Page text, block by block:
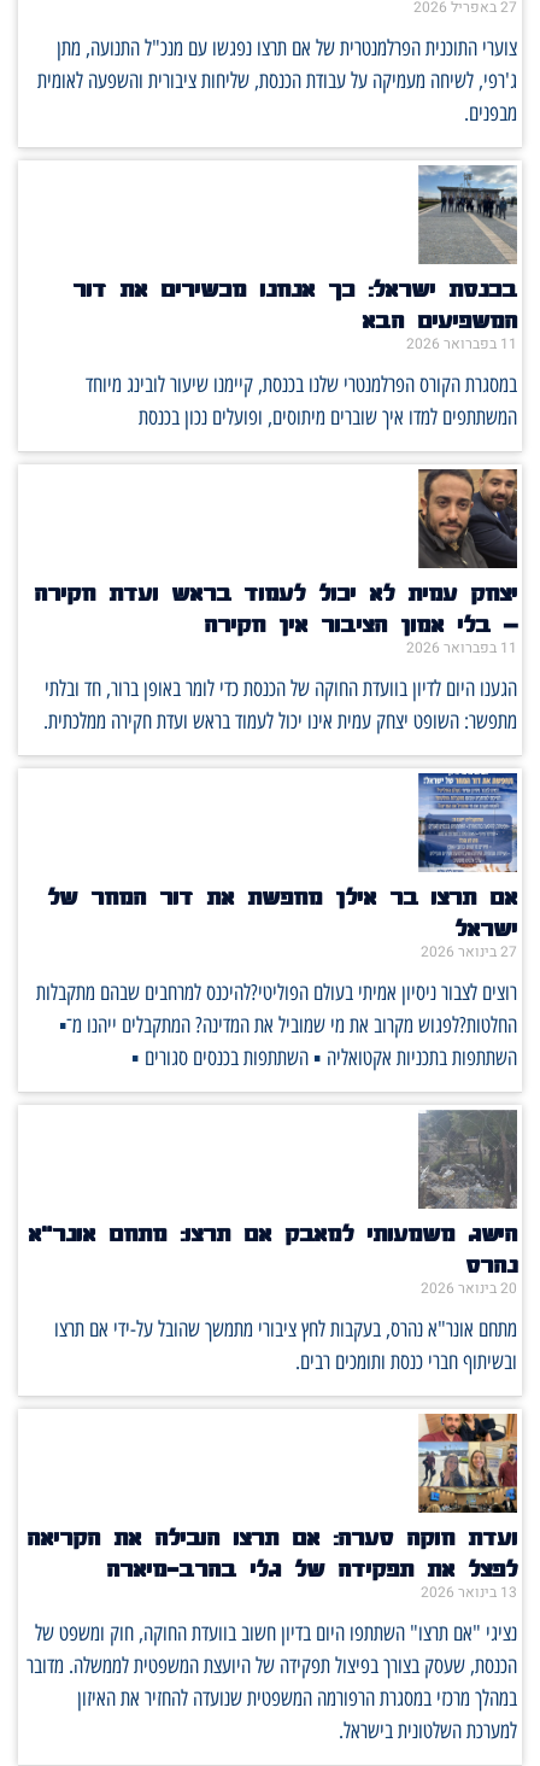
27 באפריל 2026
צוערי התוכנית הפרלמנטרית של אם תרצו נפגשו עם מנכ"ל התנועה, מתן
ג'רפי, לשיחה מעמיקה על עבודת הכנסת, שליחות ציבורית והשפעה לאומית
מבפנים.
בכנסת ישראל: כך אנחנו מכשירים את דור
המשפיעים הבא
11 בפברואר 2026
במסגרת הקורס הפרלמנטרי שלנו בכנסת, קיימנו שיעור לובינג מיוחד
המשתתפים למדו איך שוברים מיתוסים, ופועלים נכון בכנסת
יצחק עמית לא יכול לעמוד בראש ועדת חקירה
– בלי אמון הציבור אין חקירה
11 בפברואר 2026
הגענו היום לדיון בוועדת החוקה של הכנסת כדי לומר באופן ברור, חד ובלתי
מתפשר: השופט יצחק עמית אינו יכול לעמוד בראש ועדת חקירה ממלכתית.
אם תרצו בר אילן מחפשת את דור המחר של
ישראל
27 בינואר 2026
רוצים לצבור ניסיון אמיתי בעולם הפוליטי?להיכנס למרחבים שבהם מתקבלות
החלטות?לפגוש מקרוב את מי שמוביל את המדינה? המתקבלים ייהנו מ־▪️
השתתפות בתכניות אקטואליה ▪️ השתתפות בכנסים סגורים ▪️
הישג משמעותי למאבק אם תרצו: מתחם אונר״א
נהרס
20 בינואר 2026
מתחם אונר"א נהרס, בעקבות לחץ ציבורי מתמשך שהובל על-ידי אם תרצו
ובשיתוף חברי כנסת ותומכים רבים.
ועדת חוקה סערה: אם תרצו הובילה את הקריאה
לפצל את תפקידה של גלי בהרב־מיארה
13 בינואר 2026
נציגי "אם תרצו" השתתפו היום בדיון חשוב בוועדת החוקה, חוק ומשפט של
הכנסת, שעסק בצורך בפיצול תפקידה של היועצת המשפטית לממשלה. מדובר
במהלך מרכזי במסגרת הרפורמה המשפטית שנועדה להחזיר את האיזון
למערכת השלטונית בישראל.